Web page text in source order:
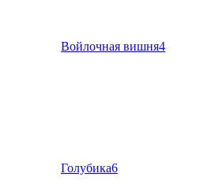
Войлочная вишня4
Голубика6